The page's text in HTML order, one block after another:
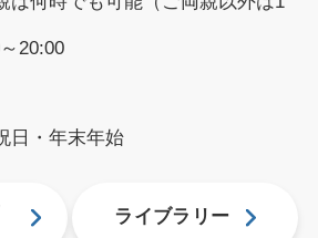
20:00
日・年末年始
ライブラリー